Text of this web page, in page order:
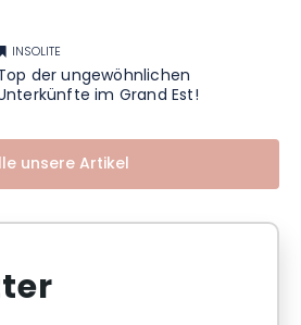
INSOLITE
der ungewöhnlichen
im Grand Est!
unsere Artikel